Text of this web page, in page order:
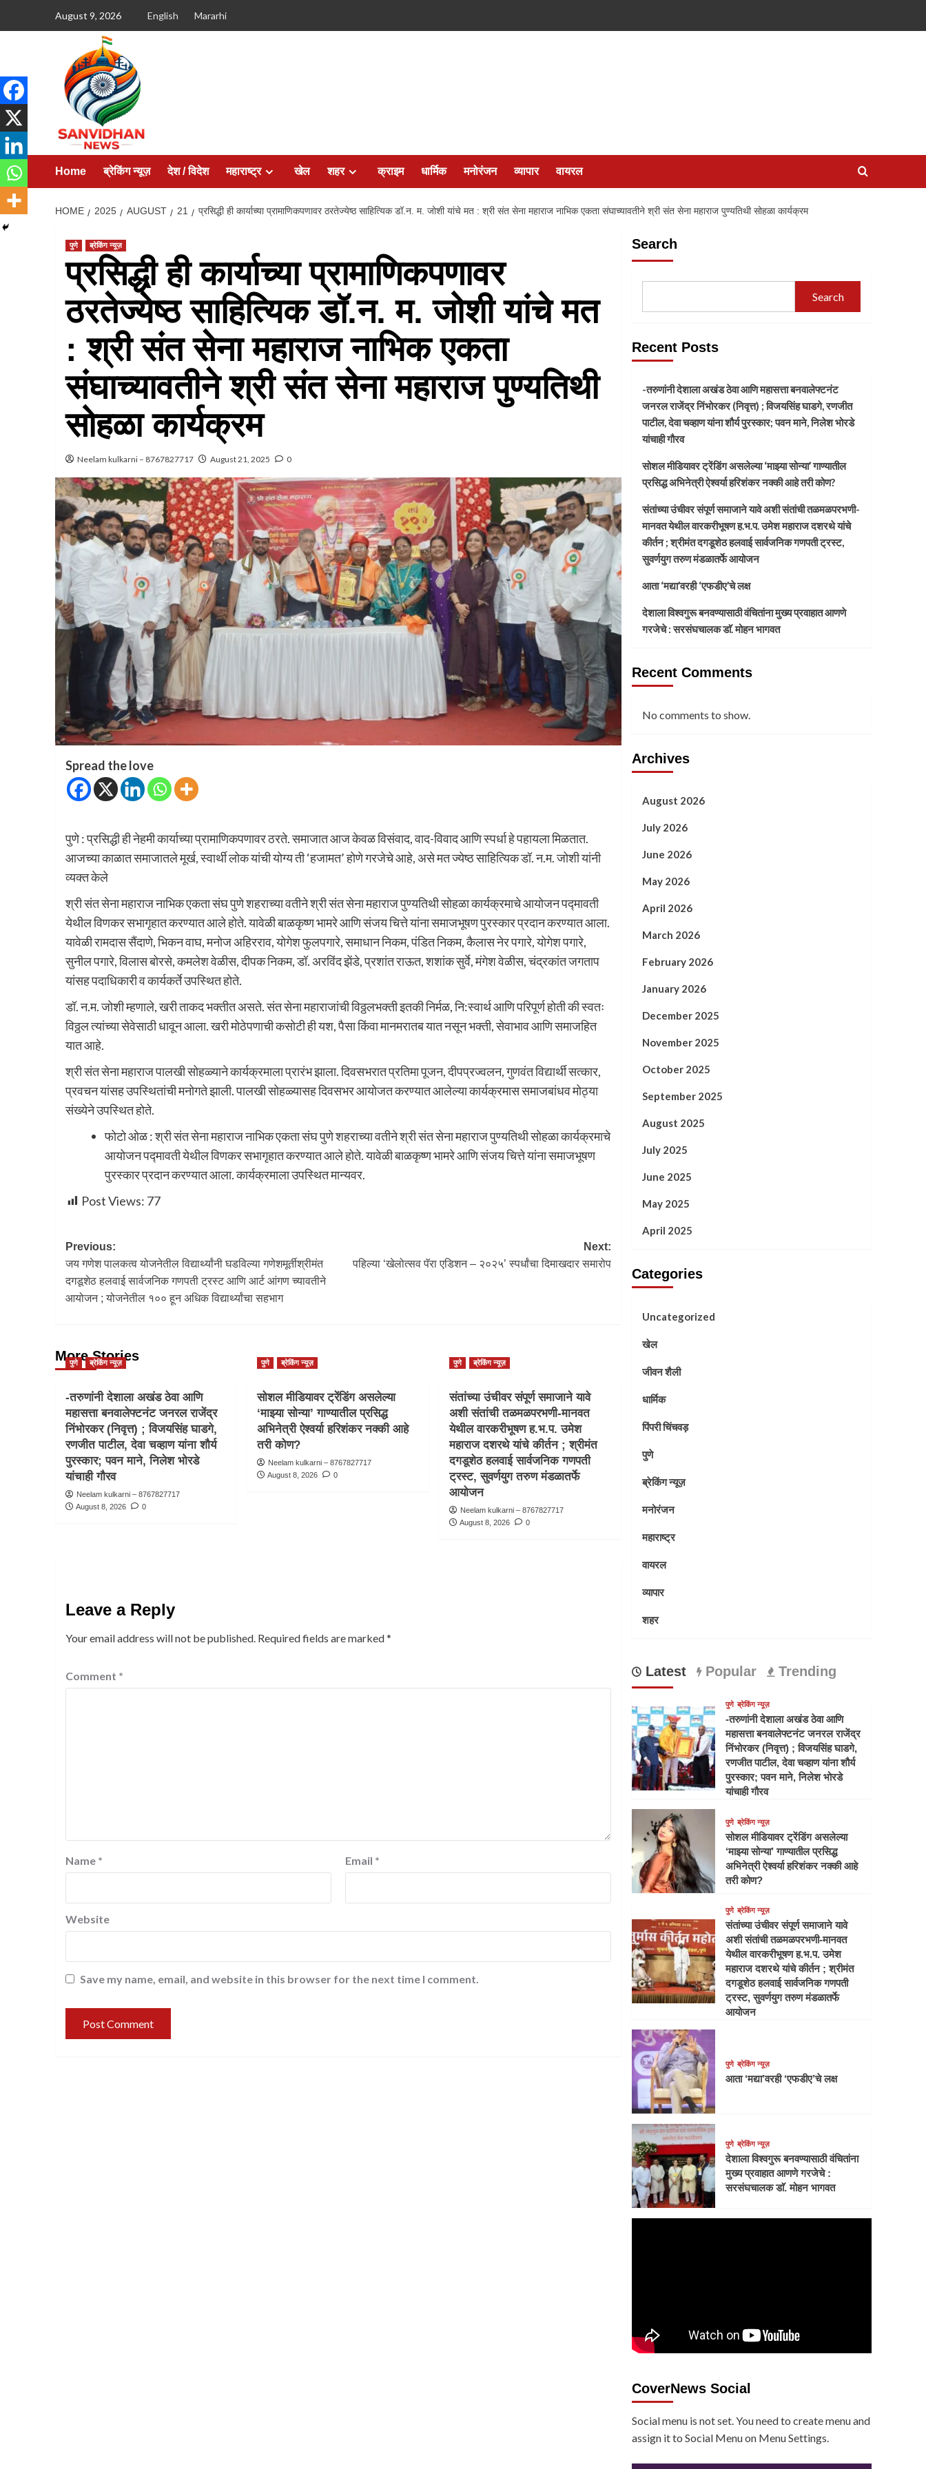
August 9, 2026 English Mararhi
Home ब्रेकिंग न्यूज़ देश / विदेश महाराष्ट्र खेल शहर क्राइम धार्मिक मनोरंजन व्यापार वायरल
HOME 2025 AUGUST 21 प्रसिद्धी ही कार्याच्या प्रामाणिकपणावर ठरतेज्येष्ठ साहित्यिक डॉ.न. म. जोशी यांचे मत : श्री संत सेना महाराज नाभिक एकता संघाच्यावतीने श्री संत सेना महाराज पुण्यतिथी सोहळा कार्यक्रम
पुणे ब्रेकिंग न्यूज़
प्रसिद्धी ही कार्याच्या प्रामाणिकपणावर
ठरतेज्येष्ठ साहित्यिक डॉ.न. म. जोशी यांचे मत
: श्री संत सेना महाराज नाभिक एकता
संघाच्यावतीने श्री संत सेना महाराज पुण्यतिथी
सोहळा कार्यक्रम
Neelam kulkarni – 8767827717 August 21, 2025 0
Spread the love
पुणे : प्रसिद्धी ही नेहमी कार्याच्या प्रामाणिकपणावर ठरते. समाजात आज केवळ विसंवाद, वाद-विवाद आणि स्पर्धा हे पहायला मिळतात.
आजच्या काळात समाजातले मूर्ख, स्वार्थी लोक यांची योग्य ती ‘हजामत’ होणे गरजेचे आहे, असे मत ज्येष्ठ साहित्यिक डॉ. न.म. जोशी यांनी
व्यक्त केले
श्री संत सेना महाराज नाभिक एकता संघ पुणे शहराच्या वतीने श्री संत सेना महाराज पुण्यतिथी सोहळा कार्यक्रमाचे आयोजन पद्मावती
येथील विणकर सभागृहात करण्यात आले होते. यावेळी बाळकृष्ण भामरे आणि संजय चित्ते यांना समाजभूषण पुरस्कार प्रदान करण्यात आला.
यावेळी रामदास सैंदाणे, भिकन वाघ, मनोज अहिरराव, योगेश फुलपगारे, समाधान निकम, पंडित निकम, कैलास नेर पगारे, योगेश पगारे,
सुनील पगारे, विलास बोरसे, कमलेश वेळीस, दीपक निकम, डॉ. अरविंद झेंडे, प्रशांत राऊत, शशांक सुर्वे, मंगेश वेळीस, चंद्रकांत जगताप
यांसह पदाधिकारी व कार्यकर्ते उपस्थित होते.
डॉ. न.म. जोशी म्हणाले, खरी ताकद भक्तीत असते. संत सेना महाराजांची विठ्ठलभक्ती इतकी निर्मळ, नि:स्वार्थ आणि परिपूर्ण होती की स्वतः
विठ्ठल त्यांच्या सेवेसाठी धावून आला. खरी मोठेपणाची कसोटी ही यश, पैसा किंवा मानमरातब यात नसून भक्ती, सेवाभाव आणि समाजहित
यात आहे.
श्री संत सेना महाराज पालखी सोहळ्याने कार्यक्रमाला प्रारंभ झाला. दिवसभरात प्रतिमा पूजन, दीपप्रज्वलन, गुणवंत विद्यार्थी सत्कार,
प्रवचन यांसह उपस्थितांची मनोगते झाली. पालखी सोहळ्यासह दिवसभर आयोजत करण्यात आलेल्या कार्यक्रमास समाजबांधव मोठ्या
संख्येने उपस्थित होते.
फोटो ओळ : श्री संत सेना महाराज नाभिक एकता संघ पुणे शहराच्या वतीने श्री संत सेना महाराज पुण्यतिथी सोहळा कार्यक्रमाचे
आयोजन पद्मावती येथील विणकर सभागृहात करण्यात आले होते. यावेळी बाळकृष्ण भामरे आणि संजय चित्ते यांना समाजभूषण
पुरस्कार प्रदान करण्यात आला. कार्यक्रमाला उपस्थित मान्यवर.
Post Views: 77
Previous:
जय गणेश पालकत्व योजनेतील विद्यार्थ्यांनी घडविल्या गणेशमूर्तीश्रीमंत
दगडूशेठ हलवाई सार्वजनिक गणपती ट्रस्ट आणि आर्ट आंगण च्यावतीने
आयोजन ; योजनेतील १०० हून अधिक विद्यार्थ्यांचा सहभाग
Next:
पहिल्या ‘खेलोत्सव पॅरा एडिशन – २०२५’ स्पर्धांचा दिमाखदार समारोप
More Stories
पुणे ब्रेकिंग न्यूज़
-तरुणांनी देशाला अखंड ठेवा आणि
महासत्ता बनवालेफ्टनंट जनरल राजेंद्र
निंभोरकर (निवृत्त) ; विजयसिंह घाडगे,
रणजीत पाटील, देवा चव्हाण यांना शौर्य
पुरस्कार; पवन माने, निलेश भोरडे
यांचाही गौरव
Neelam kulkarni – 8767827717
August 8, 2026
0
पुणे ब्रेकिंग न्यूज़
सोशल मीडियावर ट्रेंडिंग असलेल्या
‘माझ्या सोन्या’ गाण्यातील प्रसिद्ध
अभिनेत्री ऐश्वर्या हरिशंकर नक्की आहे
तरी कोण?
Neelam kulkarni – 8767827717
August 8, 2026
0
पुणे ब्रेकिंग न्यूज़
संतांच्या उंचीवर संपूर्ण समाजाने यावे
अशी संतांची तळमळपरभणी-मानवत
येथील वारकरीभूषण ह.भ.प. उमेश
महाराज दशरथे यांचे कीर्तन ; श्रीमंत
दगडूशेठ हलवाई सार्वजनिक गणपती
ट्रस्ट, सुवर्णयुग तरुण मंडळातर्फे
आयोजन
Neelam kulkarni – 8767827717
August 8, 2026
0
Leave a Reply
Your email address will not be published. Required fields are marked*
Comment *
Name * Email *
Website
Save my name, email, and website in this browser for the next time I comment.
Search
Search
Recent Posts
-तरुणांनी देशाला अखंड ठेवा आणि महासत्ता बनवालेफ्टनंट
जनरल राजेंद्र निंभोरकर (निवृत्त) ; विजयसिंह घाडगे, रणजीत
पाटील, देवा चव्हाण यांना शौर्य पुरस्कार; पवन माने, निलेश भोरडे
यांचाही गौरव
सोशल मीडियावर ट्रेंडिंग असलेल्या ‘माझ्या सोन्या’ गाण्यातील
प्रसिद्ध अभिनेत्री ऐश्वर्या हरिशंकर नक्की आहे तरी कोण?
संतांच्या उंचीवर संपूर्ण समाजाने यावे अशी संतांची तळमळपरभणी-
मानवत येथील वारकरीभूषण ह.भ.प. उमेश महाराज दशरथे यांचे
कीर्तन ; श्रीमंत दगडूशेठ हलवाई सार्वजनिक गणपती ट्रस्ट,
सुवर्णयुग तरुण मंडळातर्फे आयोजन
आता ‘मद्या’वरही ‘एफडीए’चे लक्ष
देशाला विश्वगुरू बनवण्यासाठी वंचितांना मुख्य प्रवाहात आणणे
गरजेचे : सरसंघचालक डाॅ. मोहन भागवत
Recent Comments
No comments to show.
Archives
August 2026
July 2026
June 2026
May 2026
April 2026
March 2026
February 2026
January 2026
December 2025
November 2025
October 2025
September 2025
August 2025
July 2025
June 2025
May 2025
April 2025
Categories
Uncategorized
खेल
जीवन शैली
धार्मिक
पिंपरी चिंचवड़
पुणे
ब्रेकिंग न्यूज़
मनोरंजन
महाराष्ट्र
वायरल
व्यापार
शहर
Latest Popular Trending
पुणे ब्रेकिंग न्यूज़
-तरुणांनी देशाला अखंड ठेवा आणि
महासत्ता बनवालेफ्टनंट जनरल राजेंद्र
निंभोरकर (निवृत्त) ; विजयसिंह घाडगे,
रणजीत पाटील, देवा चव्हाण यांना शौर्य
पुरस्कार; पवन माने, निलेश भोरडे
यांचाही गौरव
पुणे ब्रेकिंग न्यूज़
सोशल मीडियावर ट्रेंडिंग असलेल्या
‘माझ्या सोन्या’ गाण्यातील प्रसिद्ध
अभिनेत्री ऐश्वर्या हरिशंकर नक्की आहे
तरी कोण?
पुणे ब्रेकिंग न्यूज़
संतांच्या उंचीवर संपूर्ण समाजाने यावे
अशी संतांची तळमळपरभणी-मानवत
येथील वारकरीभूषण ह.भ.प. उमेश
महाराज दशरथे यांचे कीर्तन ; श्रीमंत
दगडूशेठ हलवाई सार्वजनिक गणपती
ट्रस्ट, सुवर्णयुग तरुण मंडळातर्फे
आयोजन
पुणे ब्रेकिंग न्यूज़
आता ‘मद्या’वरही ‘एफडीए’चे लक्ष
पुणे ब्रेकिंग न्यूज़
देशाला विश्वगुरू बनवण्यासाठी वंचितांना
मुख्य प्रवाहात आणणे गरजेचे :
सरसंघचालक डाॅ. मोहन भागवत
CoverNews Social
Social menu is not set. You need to create menu and
assign it to Social Menu on Menu Settings.